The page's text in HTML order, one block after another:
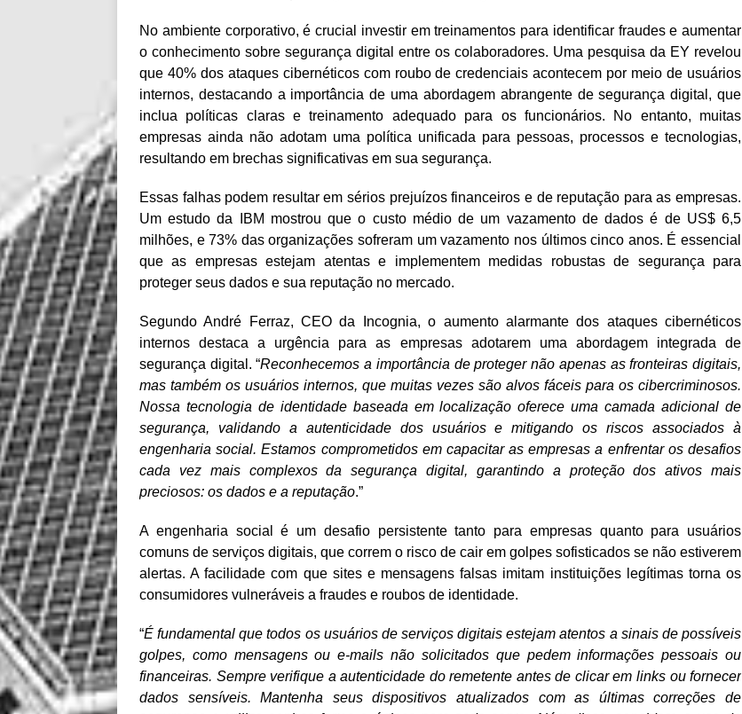
No ambiente corporativo, é crucial investir em treinamentos para identificar fraudes e aumentar
o conhecimento sobre segurança digital entre os colaboradores. Uma pesquisa da EY revelou
que 40% dos ataques cibernéticos com roubo de credenciais acontecem por meio de usuários
internos, destacando a importância de uma abordagem abrangente de segurança digital, que
inclua políticas claras e treinamento adequado para os funcionários. No entanto, muitas
empresas ainda não adotam uma política unificada para pessoas, processos e tecnologias,
resultando em brechas significativas em sua segurança.
Essas falhas podem resultar em sérios prejuízos financeiros e de reputação para as empresas.
Um estudo da IBM mostrou que o custo médio de um vazamento de dados é de US$ 6,5
milhões, e 73% das organizações sofreram um vazamento nos últimos cinco anos. É essencial
que as empresas estejam atentas e implementem medidas robustas de segurança para
proteger seus dados e sua reputação no mercado.
Segundo André Ferraz, CEO da Incognia, o aumento alarmante dos ataques cibernéticos
internos destaca a urgência para as empresas adotarem uma abordagem integrada de
segurança digital. “Reconhecemos a importância de proteger não apenas as fronteiras digitais,
mas também os usuários internos, que muitas vezes são alvos fáceis para os cibercriminosos.
Nossa tecnologia de identidade baseada em localização oferece uma camada adicional de
segurança, validando a autenticidade dos usuários e mitigando os riscos associados à
engenharia social. Estamos comprometidos em capacitar as empresas a enfrentar os desafios
cada vez mais complexos da segurança digital, garantindo a proteção dos ativos mais
preciosos: os dados e a reputação.”
A engenharia social é um desafio persistente tanto para empresas quanto para usuários
comuns de serviços digitais, que correm o risco de cair em golpes sofisticados se não estiverem
alertas. A facilidade com que sites e mensagens falsas imitam instituições legítimas torna os
consumidores vulneráveis a fraudes e roubos de identidade.
“É fundamental que todos os usuários de serviços digitais estejam atentos a sinais de possíveis
golpes, como mensagens ou e-mails não solicitados que pedem informações pessoais ou
financeiras. Sempre verifique a autenticidade do remetente antes de clicar em links ou fornecer
dados sensíveis. Mantenha seus dispositivos atualizados com as últimas correções de